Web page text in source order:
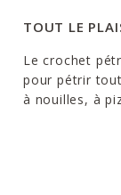
TOUT LE
Le crochet
pour pétrir
à nouilles, à